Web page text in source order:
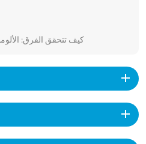
كيف تتحقق الفرق: